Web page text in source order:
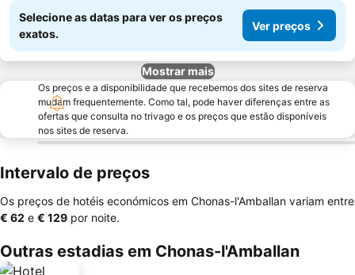
Selecione as datas para ver os preços
exatos.
Ver preços
Mostrar mais
Os preços e a disponibilidade que recebemos dos sites de reserva
mudam frequentemente. Como tal, pode haver diferenças entre as
ofertas que consulta no trivago e os preços que estão disponíveis
nos sites de reserva.
Intervalo de preços
Os preços de hotéis económicos em Chonas-l'Amballan variam entre
‎€ 62 e ‎€ 129 por noite.
Outras estadias em Chonas-l'Amballan